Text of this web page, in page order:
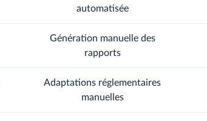
automatisée
Génération manuelle des
rapports
Adaptations réglementaires
manuelles